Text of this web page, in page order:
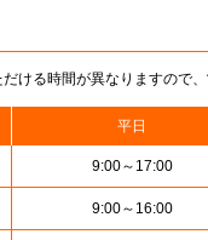
ける時間が異なりますので
平日
9:00～17:00
9:00～16:00